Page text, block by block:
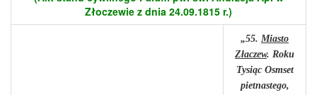
Złoczewie z dnia 24.09.1815 r.)
„55. Miasto
Złaczew. Roku
Tysiąc Osmset
pietnastego,